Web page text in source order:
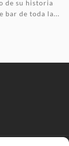
de su historia
bar de toda la...